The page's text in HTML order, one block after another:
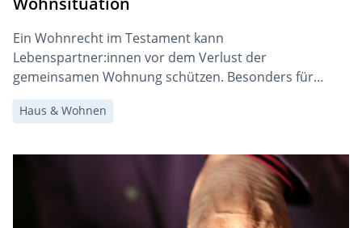
Ein Wohnrecht im Testament kann
Lebenspartner:innen vor dem Verlust der
gemeinsamen Wohnung schützen. Besonders für
unverheiratete Paare ist diese Absicherung wichtig, da
sie keinen gesetzlichen Erbanspruch haben.
Haus & Wohnen